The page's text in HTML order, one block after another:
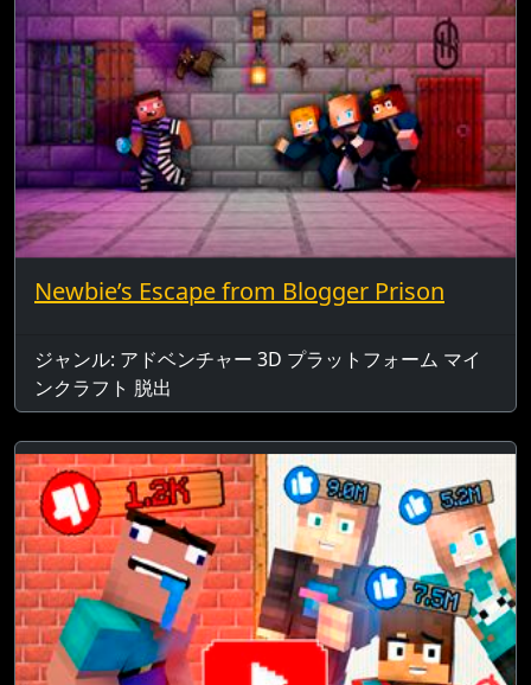
Newbie’s Escape from Blogger Prison
ジャンル: アドベンチャー 3D プラットフォーム マイ
ンクラフト 脱出